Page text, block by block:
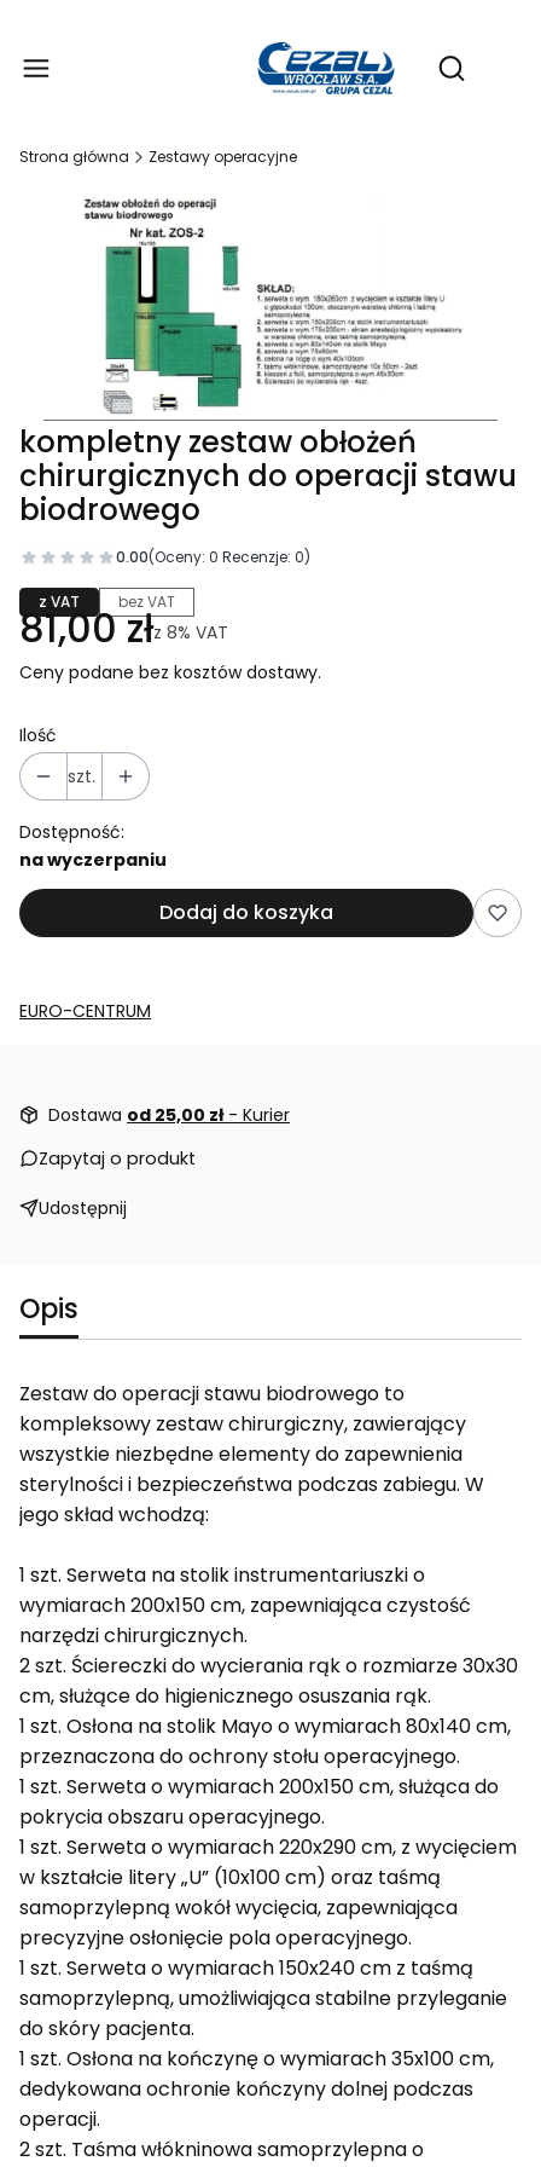
Otwórz
Strona główna Zestawy operacyjne
kompletny zestaw obłożeń
chirurgicznych do operacji stawu
biodrowego
0.00(Oceny: 0 Recenzje: 0)
z VAT bez VAT
81,00 złz 8% VAT
Ceny podane bez kosztów dostawy.
Ilość
szt.
Dostępność:
na wyczerpaniu
Dodaj do koszyka
EURO-CENTRUM
Dostawa od 25,00 zł - Kurier
Zapytaj o produkt
Udostępnij
Opis
Zestaw do operacji stawu biodrowego to
kompleksowy zestaw chirurgiczny, zawierający
wszystkie niezbędne elementy do zapewnienia
sterylności i bezpieczeństwa podczas zabiegu. W
jego skład wchodzą:
1 szt. Serweta na stolik instrumentariuszki o
wymiarach 200x150 cm, zapewniająca czystość
narzędzi chirurgicznych.
2 szt. Ściereczki do wycierania rąk o rozmiarze 30x30
cm, służące do higienicznego osuszania rąk.
1 szt. Osłona na stolik Mayo o wymiarach 80x140 cm,
przeznaczona do ochrony stołu operacyjnego.
1 szt. Serweta o wymiarach 200x150 cm, służąca do
pokrycia obszaru operacyjnego.
1 szt. Serweta o wymiarach 220x290 cm, z wycięciem
w kształcie litery „U” (10x100 cm) oraz taśmą
samoprzylepną wokół wycięcia, zapewniająca
precyzyjne osłonięcie pola operacyjnego.
1 szt. Serweta o wymiarach 150x240 cm z taśmą
samoprzylepną, umożliwiająca stabilne przyleganie
do skóry pacjenta.
1 szt. Osłona na kończynę o wymiarach 35x100 cm,
dedykowana ochronie kończyny dolnej podczas
operacji.
2 szt. Taśma włókninowa samoprzylepna o